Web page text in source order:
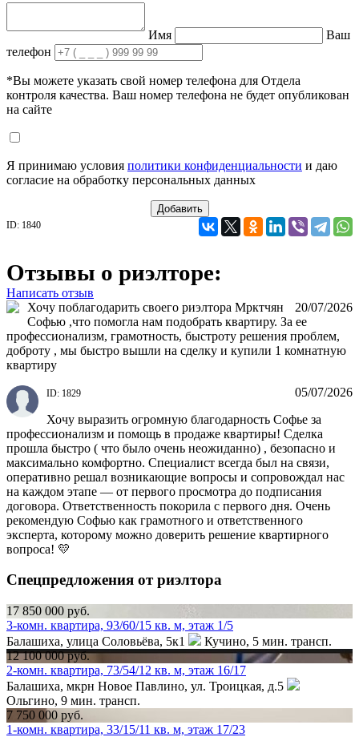
Имя
Ваш
телефон
*Вы можете указать свой номер телефона для Отдела
контроля качества. Ваш номер телефона не будет опубликован
на сайте
Я принимаю условия политики конфиденциальности и даю
согласие на обработку персональных данных
Добавить
Отзывы о риэлторе:
Написать отзыв
20/07/2026
ID: 1840
Хочу поблагодарить своего риэлтора Мрктчян
Софью ,что помогла нам подобрать квартиру. За ее
профессионализм, грамотность, быстроту решения проблем,
доброту , мы быстро вышли на сделку и купили 1 комнатную
квартиру
05/07/2026
ID: 1829
Хочу выразить огромную благодарность Софье за
профессионализм и помощь в продаже квартиры! Сделка
прошла быстро ( что было очень неожиданно) , безопасно и
максимально комфортно. Специалист всегда был на связи,
оперативно решал возникающие вопросы и сопровождал нас
на каждом этапе — от первого просмотра до подписания
договора. Ответственность покорила с первого дня. Очень
рекомендую Софью как грамотного и ответственного
эксперта, которому можно доверить решение квартирного
вопроса! 💛
Спецпредложения от риэлтора
17 850 000 руб.
3-комн. квартира, 93/60/15 кв. м, этаж 1/5
Балашиха, улица Соловьёва, 5к1
Кучино, 5 мин. трансп.
12 100 000 руб.
2-комн. квартира, 73/54/12 кв. м, этаж 16/17
Балашиха, мкрн Новое Павлино, ул. Троицкая, д.5
Ольгино, 9 мин. трансп.
7 750 000 руб.
1-комн. квартира, 33/15/11 кв. м, этаж 17/23